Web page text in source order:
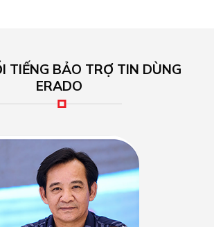
TIẾNG BẢO TRỢ TIN DÙNG
ERADO